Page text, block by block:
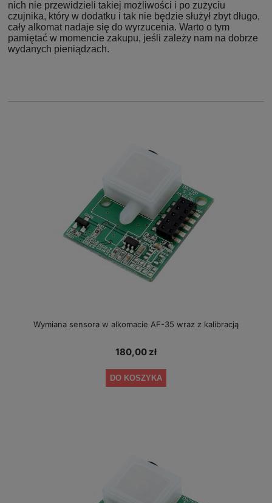
nich nie przewidzieli takiej możliwości i po zużyciu
czujnika, który w dodatku i tak nie będzie służył zbyt długo,
cały alkomat nadaje się do wyrzucenia. Warto o tym
pamiętać w momencie zakupu, jeśli zależy nam na dobrze
wydanych pieniądzach.
Wymiana sensora w alkomacie AF-35 wraz z kalibracją
180,00 zł
DO KOSZYKA